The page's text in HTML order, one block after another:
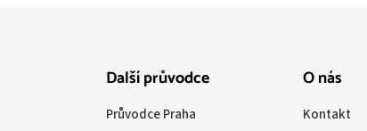
Další průvodce
Průvodce Praha
O nás
Kontakt